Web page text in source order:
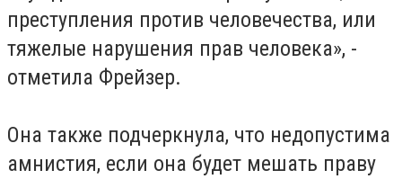
преступления против человечества, или
тяжелые нарушения прав человека», -
отметила Фрейзер.
Она также подчеркнула, что недопустима
амнистия, если она будет мешать праву